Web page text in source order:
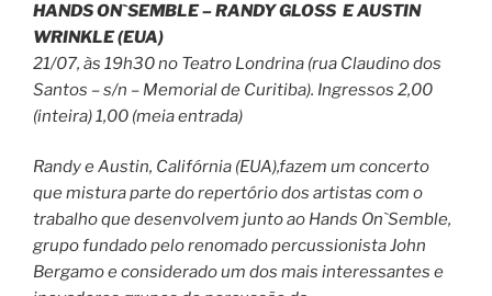
HANDS ON`SEMBLE – RANDY GLOSS E AUSTIN
WRINKLE (EUA)
21/07, às 19h30 no Teatro Londrina (rua Claudino dos
Santos – s/n – Memorial de Curitiba). Ingressos 2,00
(inteira) 1,00 (meia entrada)
Randy e Austin, Califórnia (EUA),fazem um concerto
que mistura parte do repertório dos artistas com o
trabalho que desenvolvem junto ao Hands On`Semble,
grupo fundado pelo renomado percussionista John
Bergamo e considerado um dos mais interessantes e